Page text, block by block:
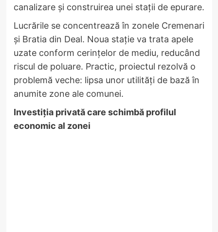
canalizare și construirea unei stații de epurare.
Lucrările se concentrează în zonele Cremenari
și Bratia din Deal. Noua stație va trata apele
uzate conform cerințelor de mediu, reducând
riscul de poluare. Practic, proiectul rezolvă o
problemă veche: lipsa unor utilități de bază în
anumite zone ale comunei.
Investiția privată care schimbă profilul
economic al zonei